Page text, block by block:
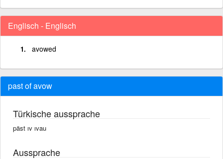
Englisch - Englisch
avowed
past of avow
Türkische aussprache
päst ıv ıvau
Aussprache